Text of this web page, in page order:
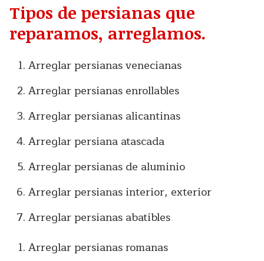
Tipos de persianas que
reparamos, arreglamos.
Arreglar persianas venecianas
Arreglar persianas enrollables
Arreglar persianas alicantinas
Arreglar persiana atascada
Arreglar persianas de aluminio
Arreglar persianas interior, exterior
Arreglar persianas abatibles
Arreglar persianas romanas